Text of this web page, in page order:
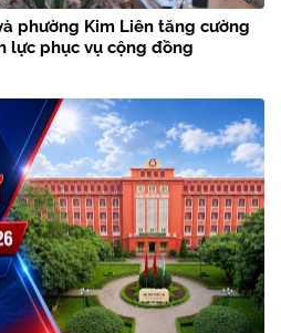
phường Kim Liên tăng cường
lực phục vụ cộng đồng